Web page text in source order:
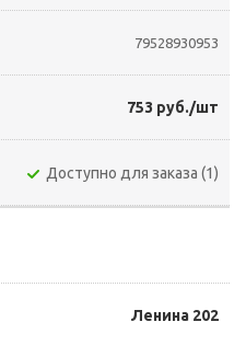
79528930953
753 руб./шт
Доступно для заказа (1)
Ленина 202